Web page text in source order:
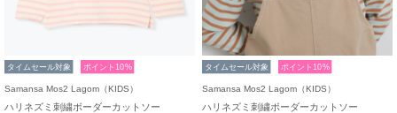
タイムセール対象 ポイント10%
Samansa Mos2 Lagom（KIDS）
ハリネズミ刺繍ボーダーカットソー
タイムセール対象 ポイント10%
Samansa Mos2 Lagom（KIDS）
ハリネズミ刺繍ボーダーカットソー